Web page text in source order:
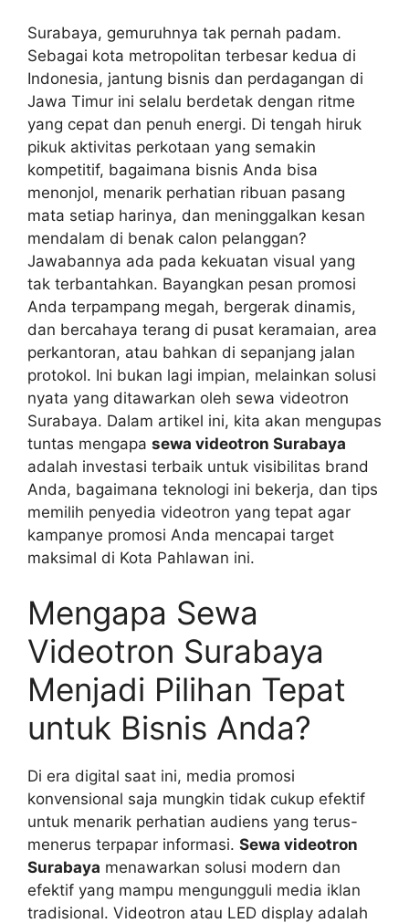
Surabaya, gemuruhnya tak pernah padam.
Sebagai kota metropolitan terbesar kedua di
Indonesia, jantung bisnis dan perdagangan di
Jawa Timur ini selalu berdetak dengan ritme
yang cepat dan penuh energi. Di tengah hiruk
pikuk aktivitas perkotaan yang semakin
kompetitif, bagaimana bisnis Anda bisa
menonjol, menarik perhatian ribuan pasang
mata setiap harinya, dan meninggalkan kesan
mendalam di benak calon pelanggan?
Jawabannya ada pada kekuatan visual yang
tak terbantahkan. Bayangkan pesan promosi
Anda terpampang megah, bergerak dinamis,
dan bercahaya terang di pusat keramaian, area
perkantoran, atau bahkan di sepanjang jalan
protokol. Ini bukan lagi impian, melainkan solusi
nyata yang ditawarkan oleh sewa videotron
Surabaya. Dalam artikel ini, kita akan mengupas
tuntas mengapa sewa videotron Surabaya
adalah investasi terbaik untuk visibilitas brand
Anda, bagaimana teknologi ini bekerja, dan tips
memilih penyedia videotron yang tepat agar
kampanye promosi Anda mencapai target
maksimal di Kota Pahlawan ini.
Mengapa Sewa
Videotron Surabaya
Menjadi Pilihan Tepat
untuk Bisnis Anda?
Di era digital saat ini, media promosi
konvensional saja mungkin tidak cukup efektif
untuk menarik perhatian audiens yang terus-
menerus terpapar informasi. Sewa videotron
Surabaya menawarkan solusi modern dan
efektif yang mampu mengungguli media iklan
tradisional. Videotron atau LED display adalah